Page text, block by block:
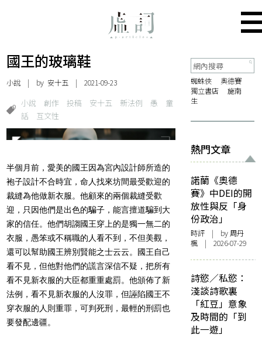
國王的玻璃鞋
小說 | by 安十五 | 2021-09-23
小說 創作 投稿 安十五 新法例 愚
童
話
互文性
半個月前，愛美的國王因為宮內設計師所造的
袍子設計不合時宜，命人找來坊間最受歡迎的
裁縫為他做新衣服。他顧來的兩個裁縫受歡
迎，只因他們是出色的騙子，能言擅道騙到大
家的信任。他們胡謅國王穿上的是獨一無二的
衣服， 愚笨或不稱職的人看不到，不但美觀，
還可以幫助國王辨別賢能之士云云。國王自己
看不見，但他對他們的謊言深信不疑，把所有
看不見新衣服的大臣都重重處罰。他頒佈了新
法例，看不見新衣服的人沒罪，但誣陷國王不
穿衣服的人則重罪，可判死刑，最輕的刑罰也
要發配邊疆。
蜘蛛俠
奧德賽
獨立書店
施南
生
熱門文章
諾蘭《奧德
賽》中DEI的開
放性與反「身
份政治」
時評 | by周丹
楓 | 2026-07-29
詩慾／私慾：
淺談詩歌裏
「紅豆」意象
及時間的「到
此一遊」